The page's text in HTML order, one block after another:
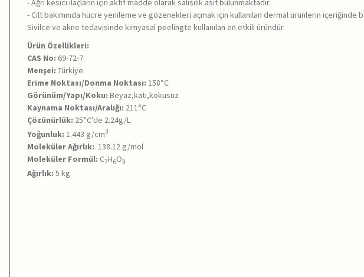
- Ağrı kesici ilaçların için aktif madde olarak salisilik asit bulunmaktadır.
- Cilt bakımında hücre yenileme ve gözenekleri açmak için kullanılan dermal ürünlerin içeriğinde
Sivilce ve akne tedavisinde kimyasal peelingte kullanılan en etkili üründür.
Ürün Özellikleri:
CAS No: 69-72-7
Menşei: Türkiye
Erime Noktası/Donma Noktası: 158°C
Görünüm/Yapı/Koku: Beyaz,katı,kokusuz
Kaynama Noktası/Aralığı: 211°C
Çözünürlük: 25°C'de 2.24g/L
Yoğunluk: 1.443 g/cm3
Moleküler Ağırlık: 138.12 g/mol
Moleküler Formül: C7H6O3
Ağırlık: 5 kg